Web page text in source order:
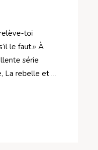
toi
le faut.» À
série
La rebelle et …